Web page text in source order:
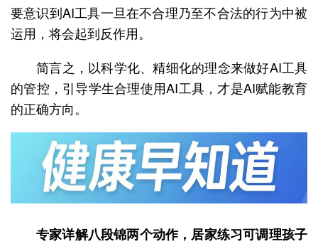
要意识到AI工具一旦在不合理乃至不合法的行为中被
运用，将会起到反作用。
简言之，以科学化、精细化的理念来做好AI工具
的管控，引导学生合理使用AI工具，才是AI赋能教育
的正确方向。
专家详解八段锦两个动作，居家练习可调理孩子